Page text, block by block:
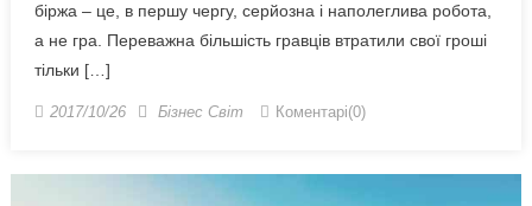
біржа – це, в першу чергу, серйозна і наполеглива робота,
а не гра. Переважна більшість гравців втратили свої гроші
тільки […]
2017/10/26 Бізнес Світ Коментарі(0)